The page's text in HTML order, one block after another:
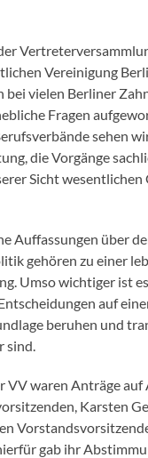
Vereinigung
bei vielen Berliner
Fragen
sehen
die Vorgänge
Sicht
Auffassungen über
gehören zu einer
Umso wichtiger ist
auf
beruhen und
sind.
VV waren Anträge
Karsten
gab ihr